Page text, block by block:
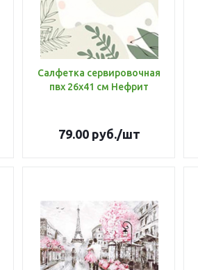
Салфетка сервировочная
пвх 26х41 см Нефрит
79.00руб./шт